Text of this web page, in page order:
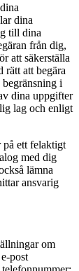
dina
till dina
från dig,
att säkerställa
att begära
i
dina uppgifter
lag och enligt
på ett felaktigt
med dig
lämna
ansvarig
om
post